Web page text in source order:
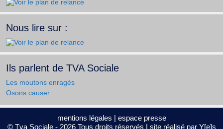
Nous lire sur :
Ils parlent de TVA Sociale
Les moutons enragés
Osons causer
mentions légales | espace presse
© Tva Sociale - 2026 Tous droits réservés | site réalisé par Y[e]s